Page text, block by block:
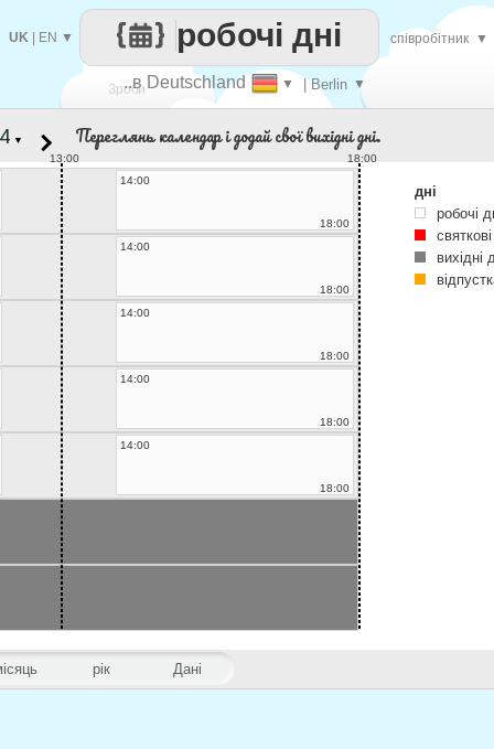
Зроби..в Deutschland ▼ | Berlin ▼
робочі дні
UK EN ▼ співробітник ▼
рік Дані
▼ Переглянь календар і додай свої вихідні дні.
13:00
18:00
14:00
18:00
14:00
18:00
14:00
18:00
14:00
18:00
14:00
18:00
дні
робочі
вихідні